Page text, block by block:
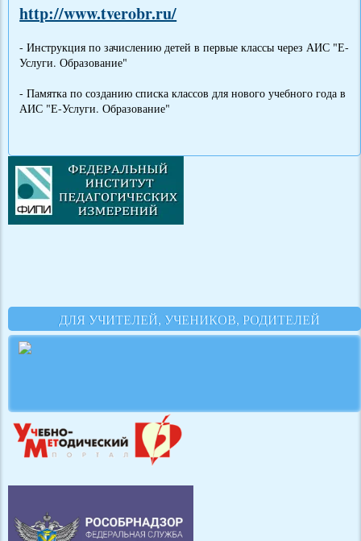
http://www.tverobr.ru/
- Инструкция по зачислению детей в первые классы через АИС "Е-
Услуги. Образование"
- Памятка по созданию списка классов для нового учебного года в
АИС "Е-Услуги. Образование"
ДЛЯ УЧИТЕЛЕЙ, УЧЕНИКОВ, РОДИТЕЛЕЙ